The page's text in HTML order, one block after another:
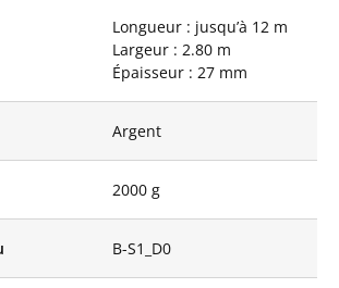
l’utilisation de l’espace
d’accueillir un plus
grand nombre de
participants, offrant
salle d’entraînement
pour une équipe
Longueur : jusqu’à 12 m
Largeur : 2.80 m
Épaisseur : 27 mm
Argent
2000 g
B-S1_D0